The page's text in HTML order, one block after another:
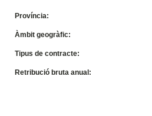
Província:
Àmbit geogràfic:
Tipus de contracte:
Retribució bruta anual: